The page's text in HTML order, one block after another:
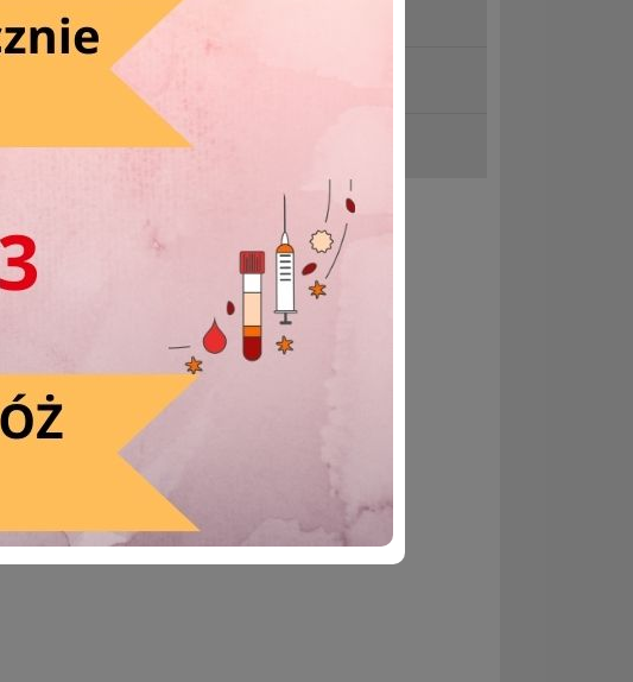
Potrzebna krew grupy 0 Rh-
Światowy Dzień Krwiodawcy 14 czerwca
Wszystkie aktualności